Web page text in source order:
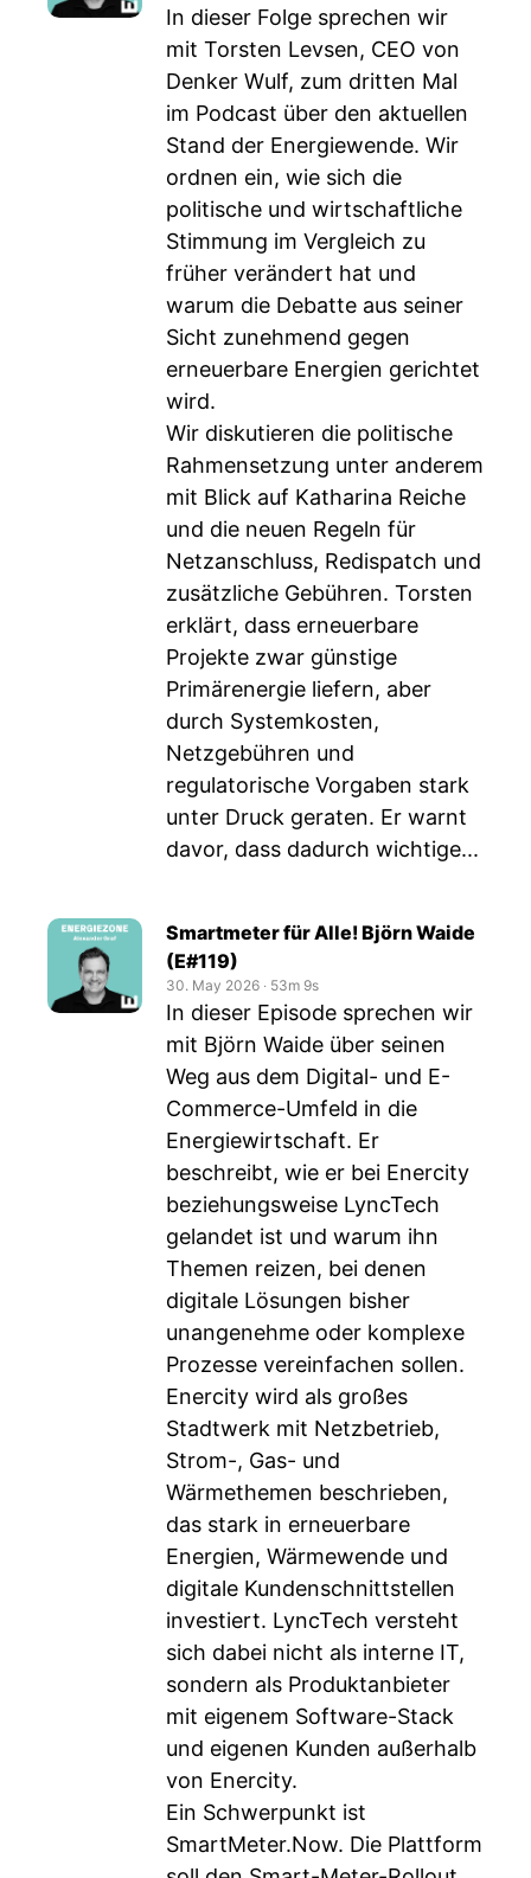
In dieser Folge sprechen wir
mit Torsten Levsen, CEO von
Denker Wulf, zum dritten Mal
im Podcast über den aktuellen
Stand der Energiewende. Wir
ordnen ein, wie sich die
politische und wirtschaftliche
Stimmung im Vergleich zu
früher verändert hat und
warum die Debatte aus seiner
Sicht zunehmend gegen
erneuerbare Energien gerichtet
wird.
Wir diskutieren die politische
Rahmensetzung unter anderem
mit Blick auf Katharina Reiche
und die neuen Regeln für
Netzanschluss, Redispatch und
zusätzliche Gebühren. Torsten
erklärt, dass erneuerbare
Projekte zwar günstige
Primärenergie liefern, aber
durch Systemkosten,
Netzgebühren und
regulatorische Vorgaben stark
unter Druck geraten. Er warnt
davor, dass dadurch wichtige...
Smartmeter für Alle! Björn Waide
(E#119)
30. May 2026 ‧ 53m 9s
In dieser Episode sprechen wir
mit Björn Waide über seinen
Weg aus dem Digital- und E-
Commerce-Umfeld in die
Energiewirtschaft. Er
beschreibt, wie er bei Enercity
beziehungsweise LyncTech
gelandet ist und warum ihn
Themen reizen, bei denen
digitale Lösungen bisher
unangenehme oder komplexe
Prozesse vereinfachen sollen.
Enercity wird als großes
Stadtwerk mit Netzbetrieb,
Strom-, Gas- und
Wärmethemen beschrieben,
das stark in erneuerbare
Energien, Wärmewende und
digitale Kundenschnittstellen
investiert. LyncTech versteht
sich dabei nicht als interne IT,
sondern als Produktanbieter
mit eigenem Software-Stack
und eigenen Kunden außerhalb
von Enercity.
Ein Schwerpunkt ist
SmartMeter.Now. Die Plattform